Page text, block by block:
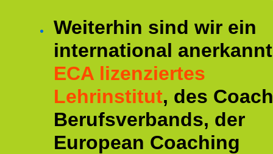
Weiterhin sind wir ein
international
ECA lizenziertes
Lehrinstitut, des
Berufsverbands, der
European Coaching